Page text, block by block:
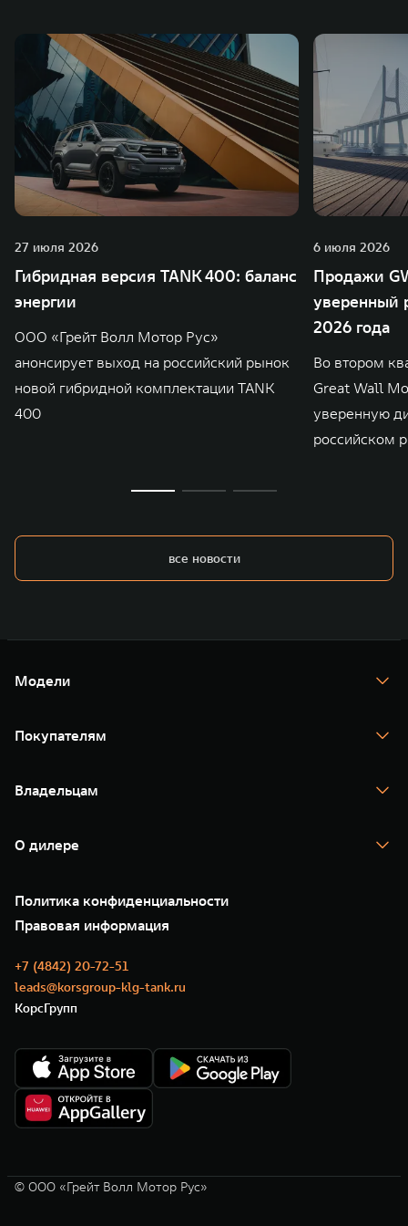
27 июля 2026
Гибридная версия TANK 400: баланс
энергии
ООО «Грейт Волл Мотор Рус»
анонсирует выход на российский рынок
новой гибридной комплектации TANK
400
6 июля 2026
Продажи
уверенный
2026 года
Во втором
Great Wall
уверенную
российском
все новости
Модели
TANK 400
TANK 500
Покупателям
Тест-драйв
TANK Финансы
Корпоративным клиентам
Зарядные станции
Владельцам
Помощь на дороге
Новые цифровые сервисы TANK
Сервис
Нулевое ТО
Моторные масла
О дилере
35 лет GWM
GWM ТЕХ ДЕНЬ
Новости
Политика конфиденциальности
Правовая информация
+7 (4842) 20-72-51
leads@korsgroup-klg-tank.ru
КорсГрупп
© ООО «Грейт Волл Мотор Рус»